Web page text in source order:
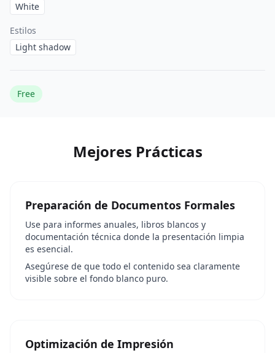
White
Estilos
Light shadow
Free
Mejores Prácticas
Preparación de Documentos Formales
Use para informes anuales, libros blancos y
documentación técnica donde la presentación limpia
es esencial.
Asegúrese de que todo el contenido sea claramente
visible sobre el fondo blanco puro.
Optimización de Impresión